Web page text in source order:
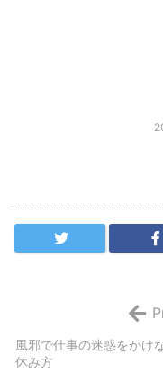
風邪で仕事の迷惑をかけ
休み方